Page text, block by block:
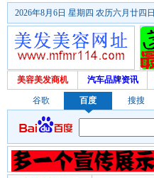
2026年8月6日 星期四 农历六月廿四日
美容美发商机 汽车品牌资讯
谷歌 百度 搜搜